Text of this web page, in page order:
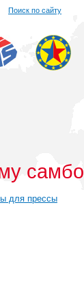
Поиск по сайту
самбо
для прессы